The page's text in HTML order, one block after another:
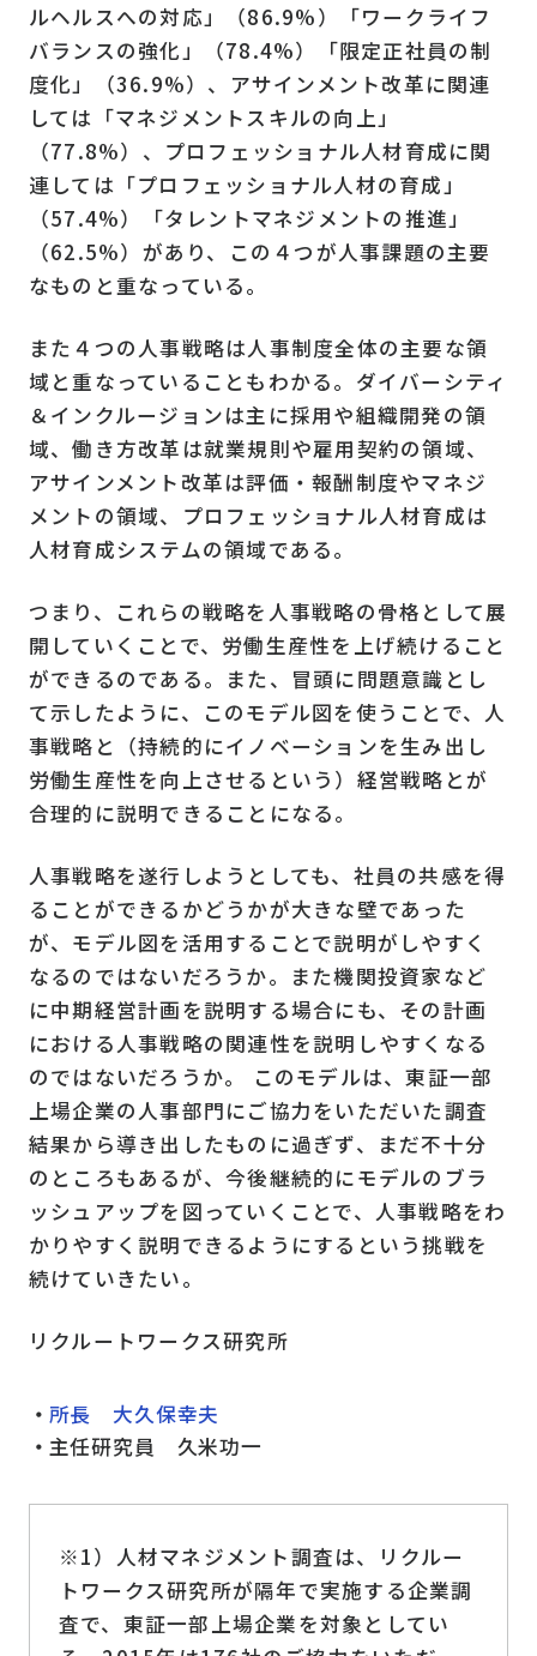
ルヘルスへの対応」（86.9%）「ワークライフ
バランスの強化」（78.4%）「限定正社員の制
度化」（36.9%）、アサインメント改革に関連
しては「マネジメントスキルの向上」
（77.8%）、プロフェッショナル人材育成に関
連しては「プロフェッショナル人材の育成」
（57.4%）「タレントマネジメントの推進」
（62.5%）があり、この４つが人事課題の主要
なものと重なっている。
また４つの人事戦略は人事制度全体の主要な領
域と重なっていることもわかる。ダイバーシティ
＆インクルージョンは主に採用や組織開発の領
域、働き方改革は就業規則や雇用契約の領域、
アサインメント改革は評価・報酬制度やマネジ
メントの領域、プロフェッショナル人材育成は
人材育成システムの領域である。
つまり、これらの戦略を人事戦略の骨格として展
開していくことで、労働生産性を上げ続けること
ができるのである。また、冒頭に問題意識とし
て示したように、このモデル図を使うことで、人
事戦略と（持続的にイノベーションを生み出し
労働生産性を向上させるという）経営戦略とが
合理的に説明できることになる。
人事戦略を遂行しようとしても、社員の共感を得
ることができるかどうかが大きな壁であった
が、モデル図を活用することで説明がしやすく
なるのではないだろうか。また機関投資家など
に中期経営計画を説明する場合にも、その計画
における人事戦略の関連性を説明しやすくなる
のではないだろうか。 このモデルは、東証一部
上場企業の人事部門にご協力をいただいた調査
結果から導き出したものに過ぎず、まだ不十分
のところもあるが、今後継続的にモデルのブラ
ッシュアップを図っていくことで、人事戦略をわ
かりやすく説明できるようにするという挑戦を
続けていきたい。
リクルートワークス研究所
所長 大久保幸夫
主任研究員 久米功一
※1）人材マネジメント調査は、リクルー
トワークス研究所が隔年で実施する企業調
査で、東証一部上場企業を対象としてい